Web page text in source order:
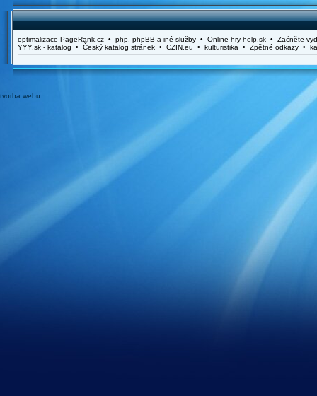
optimalizace PageRank.cz • php, phpBB a iné služby • Online hry help.sk • Začněte
YYY.sk - katalog • Český katalog stránek • CZIN.eu • kulturistika • Zpětné odkazy •
tvorba webu